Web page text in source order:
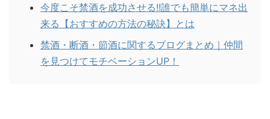
今度こそ禁酒を成功させる!!誰でも簡単にマネ出
来る【おすすめの方法の秘訣】とは
禁酒・断酒・節酒に関するブログまとめ｜仲間
を見つけてモチベーションUP！